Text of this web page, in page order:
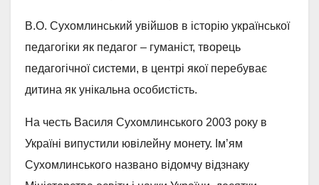
В.О. Сухомлинський увiйшов в iсторiю української
педагогiки як педагог – гуманiст, творець
педагогiчної системи, в центрi якої перебуває
дитина як унiкальна особистiсть.
На честь Василя Сухомлинського 2003 року в
Українi випустили ювiлейну монету. Iм’ям
Сухомлинського названо вiдомчу вiдзнаку